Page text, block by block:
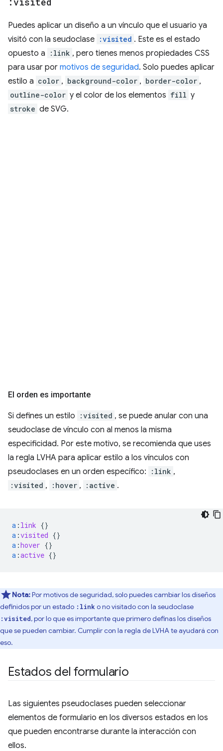
Puedes aplicar un diseño a un vínculo que el usuario ya
visitó con la seudoclase :visited . Este es el estado
opuesto a
:link , pero tienes menos propiedades CSS
para usar por motivos de seguridad. Solo puedes aplicar
estilo a color , background-color , border-color ,
outline-color y el color de los elementos fill y
stroke de SVG.
El orden es importante
Si defines un estilo :visited , se puede anular con una
seudoclase de vínculo con al menos la misma
especificidad. Por este motivo, se recomienda que uses
la regla LVHA para aplicar estilo a los vínculos con
pseudoclases en un orden específico:
:link ,
:visited , :hover , :active .
a : link {}
a :visited {}
a :hover {}
a :active {}
Nota:Por motivos de seguridad, solo puedes cambiar los diseños
definidos por un estado :link o no visitado con la seudoclase
:visited, por lo que es importante que primero definas los diseños
que se pueden cambiar. Cumplir con la regla de LVHA te ayudará con
eso.
Estados del formulario
Las siguientes pseudoclases pueden seleccionar
elementos de formulario en los diversos estados en los
que pueden encontrarse durante la interacción con
ellos.